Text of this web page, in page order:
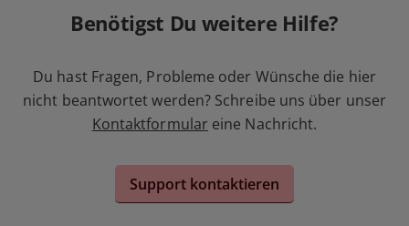
Benötigst Du weitere Hilfe?
Du hast Fragen, Probleme oder Wünsche die hier
nicht beantwortet werden? Schreibe uns über unser
Kontaktformular eine Nachricht.
Support kontaktieren